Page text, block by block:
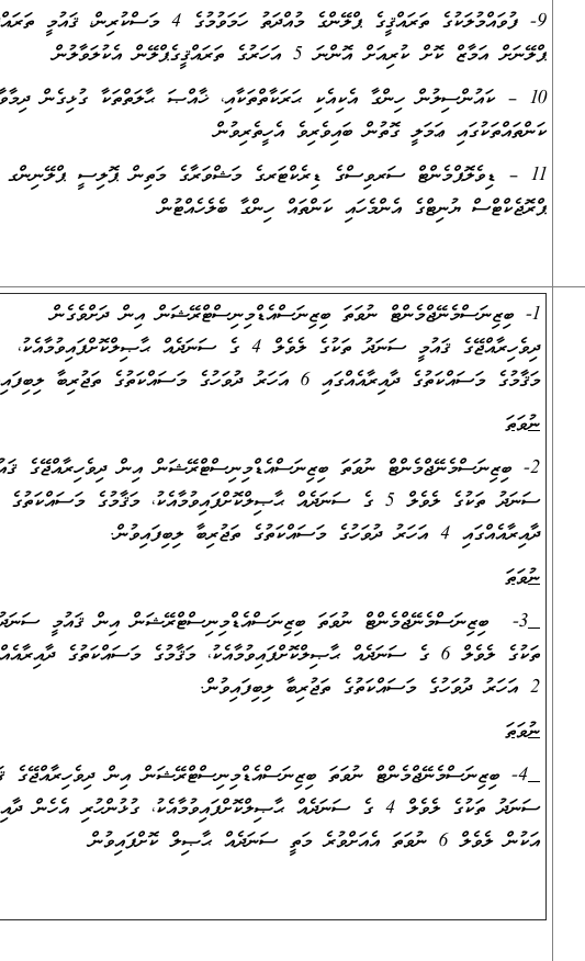
9- ފުވައްމުލަކުގެ ތަރައްޤީގެ ޕްލޭންގެ މުއްދަތު ހަމަވުމުގެ 4 މަސްކުރިން،
ޕްލޭނަށް އަމާޒް ކޮށް ކުރިއަށް އޮންނަ 5 އަހަރުގެ ތަރައްޤީގެޕްލޭން އެކުލަވާލުން
10 – ކައުންސިލުން ހިންގާ އެކިއެކި ޙަރަކާތްތަކާއި، ޚާއްޞަ ޙާލަތްތަކާ ގުޅިގެން
ކަންތައްތަކުގައި ޢަމަލީ ގޮތުން ބައިވެރިވެ އެހީތެރިވުން
11 – ޑިވެލޮޕްމެންޓް ސަރވިސްގެ ޑިރެކްޓަރގެ މަޝްވަރާގެ މަތިން ޕޮލިސީ
ޕްރޮޖެކްޓްސް ޔުނިޓްގެ އެންމެހައި ކަންތައް ހިންގާ ބެލެހެއްޓުން
1- ބިޒިނަސްމެނޭޖްމެންޓް ނުވަތަ ބިޒިނަސްއެޑްމިނިސްޓްރޭޝަން އިން ދަށްވެގެން
ދިވެހިރާއްޖޭގެ ޤައުމީ ސަނަދު ތަކުގެ ލެވެލް 4 ގެ ސަނަދެއް ޙާޞިލްކޮށްފައިވުމާއެކު،
މަޤާމުގެ މަސައްކަތުގެ ދާއިރާއެއްގައި 6 އަހަރު ދުވަހުގެ މަސައްކަތުގެ ތަޖުރިބާ ލިބިފައިވުން.
ނުވަތަ
2- ބިޒިނަސްމެނޭޖްމެންޓް ނުވަތަ ބިޒިނަސްއެޑްމިނިސްޓްރޭޝަން އިން ދިވެހިރާއްޖޭގެ
ސަނަދު ތަކުގެ ލެވެލް 5 ގެ ސަނަދެއް ޙާޞިލްކޮށްފައިވުމާއެކު، މަޤާމުގެ މަސައްކަތުގެ
ދާއިރާއެއްގައި 4 އަހަރު ދުވަހުގެ މަސައްކަތުގެ ތަޖުރިބާ ލިބިފައިވުން.
ނުވަތަ
3- ބިޒިނަސްމެނޭޖްމެންޓް ނުވަތަ ބިޒިނަސްއެޑްމިނިސްޓްރޭޝަން އިން ޤައުމީ
ތަކުގެ ލެވެލް 6 ގެ ސަނަދެއް ޙާޞިލްކޮށްފައިވުމާއެކު، މަޤާމުގެ މަސައްކަތުގެ
2 އަހަރު ދުވަހުގެ މަސައްކަތުގެ ތަޖުރިބާ ލިބިފައިވުން.
ނުވަތަ
4- ބިޒިނަސްމެނޭޖްމެންޓް ނުވަތަ ބިޒިނަސްއެޑްމިނިސްޓްރޭޝަން އިން ދިވެހިރާއްޖޭގެ
ސަނަދު ތަކުގެ ލެވެލް 4 ގެ ސަނަދެއް ޙާޞިލްކޮށްފައިވުމާއެކު، ގުޅުންހުރި އެހެން
އަކުން ލެވެލް 6 ނުވަތަ އެއަށްވުރެ މަތީ ސަނަދެއް ޙާޞިލް ކޮށްފައިވުން